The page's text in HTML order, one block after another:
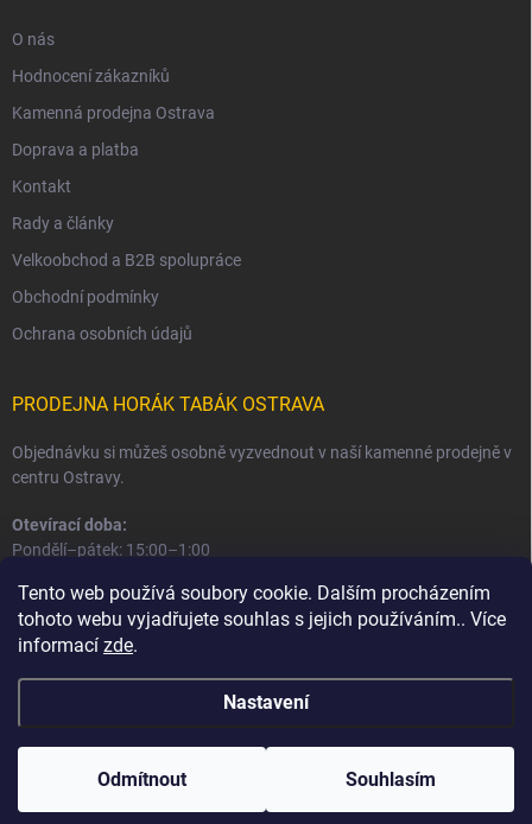
Tento web používá soubory cookie. Dalším procházením
tohoto webu vyjadřujete souhlas s jejich používáním.. Více
informací zde.
Nastavení
Odmítnout Souhlasím
O nás
Hodnocení zákazníků
Kamenná prodejna Ostrava
Doprava a platba
Kontakt
Rady a články
Velkoobchod a B2B spolupráce
Obchodní podmínky
Ochrana osobních údajů
PRODEJNA HORÁK TABÁK OSTRAVA
Objednávku si můžeš osobně vyzvednout v naší kamenné prodejně v
centru Ostravy.
Otevírací doba:
Pondělí–pátek: 15:00–1:00
Informace o prodejně a osobním odběru
Copyright 2026Horák Tabák. Všechna práva vyhrazena.